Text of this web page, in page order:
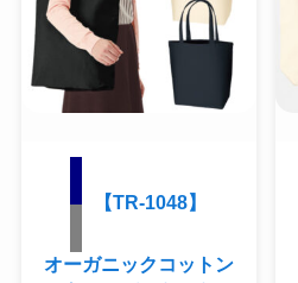
【TR-1048】
オーガニックコットン